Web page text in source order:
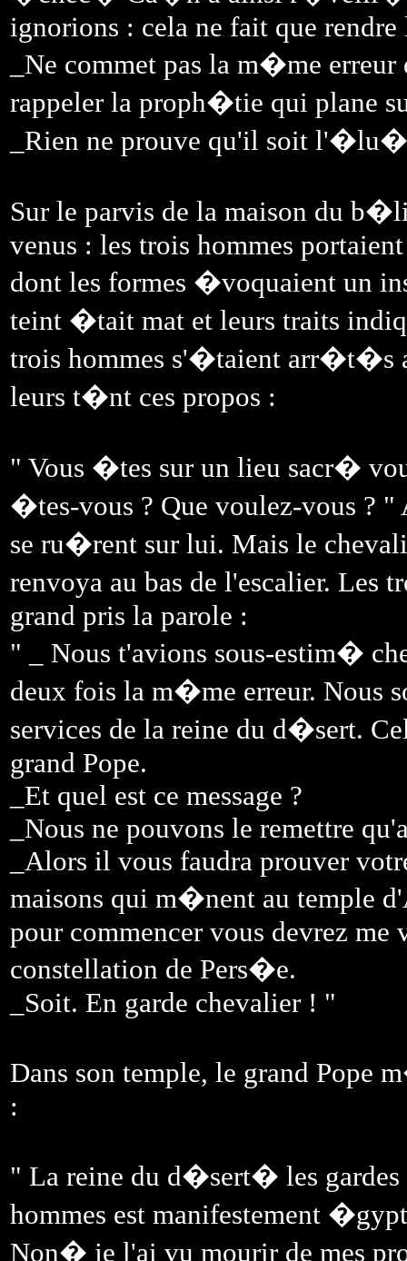
ignorions : cela ne fait que
_Ne commet pas la m�me
rappeler la proph�tie qui plane
_Rien ne prouve qu'il soit
Sur le parvis de la maison du
venus : les trois hommes
dont les formes �voquaient un
teint �tait mat et leurs traits
trois hommes s'�taient arr�t�s
leurs t�nt ces propos :
" Vous �tes sur un lieu sacr�
�tes-vous ? Que voulez-vous ?
se ru�rent sur lui. Mais le
renvoya au bas de l'escalier. Les
grand pris la parole :
" _ Nous t'avions sous-estim�
deux fois la m�me erreur. Nous
services de la reine du d�sert.
grand Pope.
_Et quel est ce message ?
_Nous ne pouvons le remettre
_Alors il vous faudra prouver
maisons qui m�nent au temple
pour commencer vous devrez
constellation de Pers�e.
_Soit. En garde chevalier ! "
Dans son temple, le grand Pope
:
" La reine du d�sert� les
hommes est manifestement
Non� je l'ai vu mourir de mes